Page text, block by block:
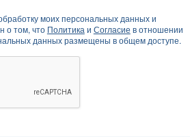
моих персональных данных и
о том, что Политика и Согласие в отношении
данных размещены в общем доступе.